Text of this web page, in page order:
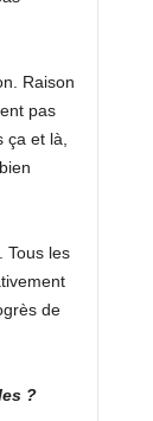
Raison
pas
et là,
Tous les
de
?